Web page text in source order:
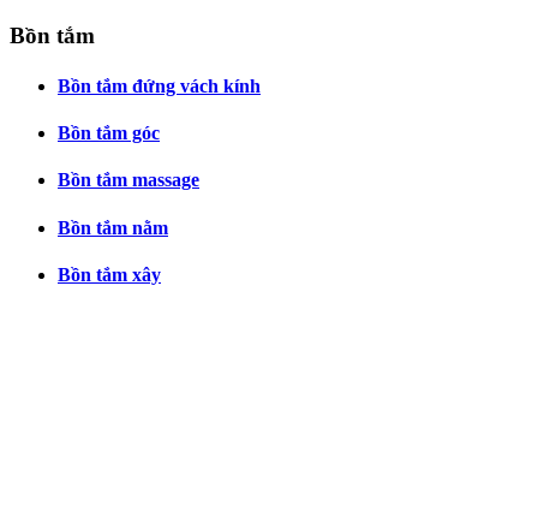
Bồn tắm
Bồn tắm đứng vách kính
Bồn tắm góc
Bồn tắm massage
Bồn tắm nằm
Bồn tắm xây